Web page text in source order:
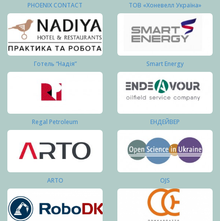
PHOENIX CONTACT ТОВ «Хоневелл Україна»
Готель “Надія” Smart Energy
Regal Petroleum ЕНДЕЙВЕР
ARTO OJS